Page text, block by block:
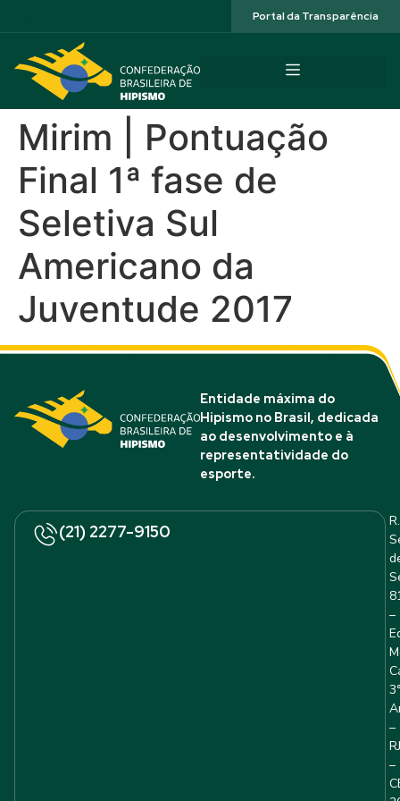
Portal da Transparência
Mirim | Pontuação
Final 1ª fase de
Seletiva Sul
Americano da
Juventude 2017
Entidade máxima do
Hipismo no Brasil, dedicada
ao desenvolvimento e à
representatividade do
esporte.
(21) 2277-9150
R.
–
–
RJ
–